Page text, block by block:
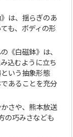
は、揺らぎのあ
も、ボディの形
《白磁鉢》は、
込むように立ち
いう抽象形態
あることを充分
さや、熊本放送
の巧みさなども